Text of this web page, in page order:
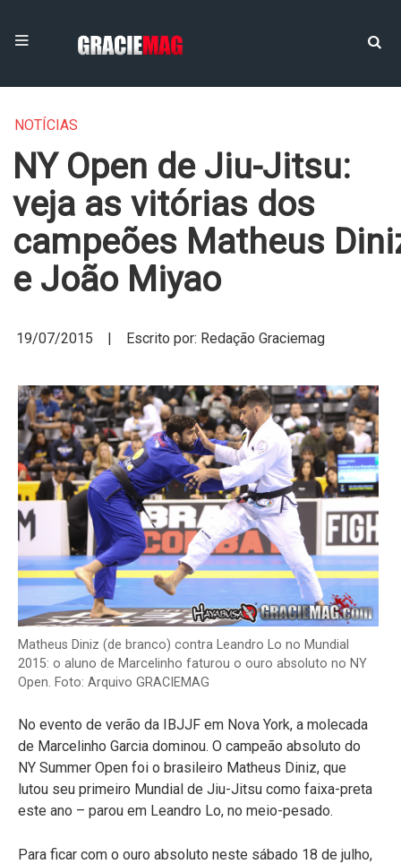
NOTÍCIAS
NY Open de Jiu-Jitsu:
veja as vitórias dos
campeões Matheus
e João Miyao
19/07/2015 | Escrito por: Redação Graciemag
Matheus Diniz (de branco) contra Leandro Lo no Mundial
2015: o aluno de Marcelinho faturou o ouro absoluto no NY
Open. Foto: Arquivo GRACIEMAG
No evento de verão da IBJJF em Nova York, a molecada
de Marcelinho Garcia dominou. O campeão absoluto do
NY Summer Open foi o brasileiro Matheus Diniz, que
lutou seu primeiro Mundial de Jiu-Jitsu como faixa-preta
este ano – parou em Leandro Lo, no meio-pesado.
Para ficar com o ouro absoluto neste sábado 18 de julho,